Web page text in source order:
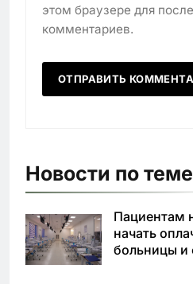
этом браузере для
комментариев.
Новости по теме
Пациентам
начать
больницы и